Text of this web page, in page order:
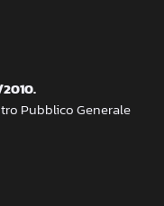
Pubblico Generale